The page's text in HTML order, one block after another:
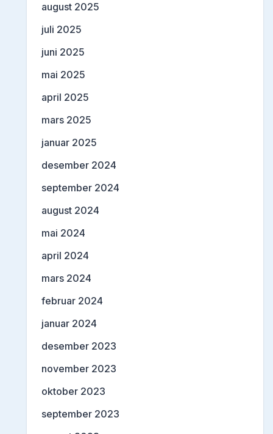
august 2025
juli 2025
juni 2025
mai 2025
april 2025
mars 2025
januar 2025
desember 2024
september 2024
august 2024
mai 2024
april 2024
mars 2024
februar 2024
januar 2024
desember 2023
november 2023
oktober 2023
september 2023